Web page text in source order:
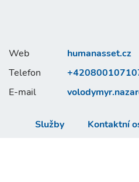
Web
humanasset.cz
Telefon
E-mail
Služby Kontaktní